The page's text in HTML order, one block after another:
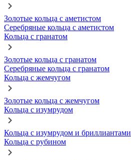
Золотые кольца с аметистом
Серебряные кольца с аметистом
Кольца с гранатом
Золотые кольца с гранатом
Серебряные кольца с гранатом
Кольца с жемчугом
Золотые кольца с жемчугом
Кольца с изумрудом
Кольца с изумрудом и бриллиантами
Кольца с рубином